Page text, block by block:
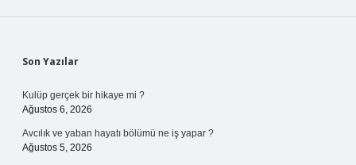
Sidebar
Son Yazılar
Kulüp gerçek bir hikaye mi ?
Ağustos 6, 2026
Avcılık ve yaban hayatı bölümü ne iş yapar ?
Ağustos 5, 2026